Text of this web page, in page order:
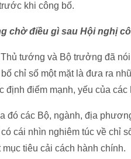
khi công bố.
chờ điều gì sau Hội nghị
tướng và Bộ trưởng đã
chỉ số một mặt là đưa ra
định điểm mạnh, yếu của
đó các Bộ, ngành, địa
cái nhìn nghiêm túc về chỉ
mục tiêu cải cách hành chính.